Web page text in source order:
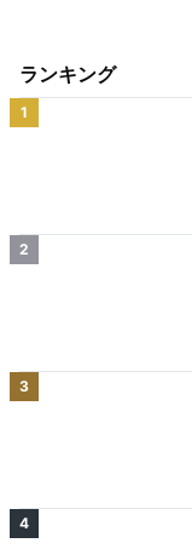
ランキング
1
2
3
4